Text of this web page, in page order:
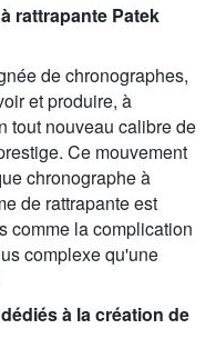
rattrapante Patek
de chronographes,
et produire, à
tout nouveau calibre de
Ce mouvement
chronographe à
de rattrapante est
comme la complication
complexe qu'une
à la création de